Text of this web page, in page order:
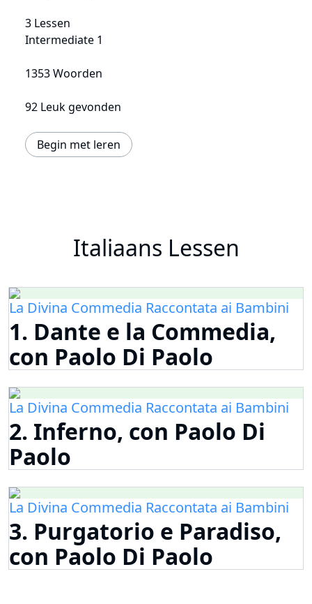
3 Lessen
Intermediate 1
1353 Woorden
92 Leuk gevonden
Begin met leren
Italiaans Lessen
La Divina Commedia Raccontata ai Bambini
1. Dante e la Commedia,
con Paolo Di Paolo
La Divina Commedia Raccontata ai Bambini
2. Inferno, con Paolo Di
Paolo
La Divina Commedia Raccontata ai Bambini
3. Purgatorio e Paradiso,
con Paolo Di Paolo